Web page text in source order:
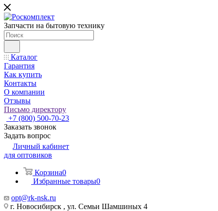
Запчасти на бытовую технику
Каталог
Гарантия
Как купить
Контакты
О компании
Отзывы
Письмо директору
+7 (800) 500-70-23
Заказать звонок
Задать вопрос
Личный кабинет
для оптовиков
Корзина0
Избранные товары0
opt@rk-nsk.ru
г. Новосибирск , ул. Семьи Шамшиных 4